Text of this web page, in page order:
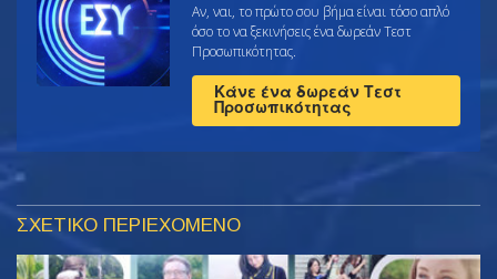
Αν, ναι, το πρώτο σου βήμα είναι τόσο απλό
όσο το να ξεκινήσεις ένα δωρεάν Τεστ
Προσωπικότητας.
Κάνε ένα δωρεάν Τεστ
Προσωπικότητας
ΣΧΕΤΙΚΟ ΠΕΡΙΕΧΟΜΕΝΟ